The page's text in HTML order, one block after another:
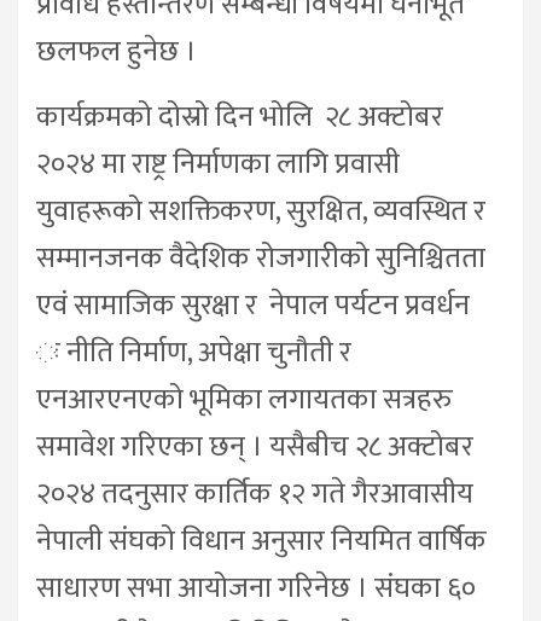
छलफल हुनेछ ।
कार्यक्रमको दोस्रो दिन भोलि २८ अक्टोबर
२०२४ मा राष्ट्र निर्माणका लागि प्रवासी
युवाहरूको सशक्तिकरण, सुरक्षित, व्यवस्थित र
सम्मानजनक वैदेशिक रोजगारीको सुनिश्चितता
एवं सामाजिक सुरक्षा र नेपाल पर्यटन प्रवर्धन
ः नीति निर्माण, अपेक्षा चुनौती र
एनआरएनएको भूमिका लगायतका सत्रहरु
समावेश गरिएका छन् । यसैबीच २८ अक्टोबर
२०२४ तदनुसार कार्तिक १२ गते गैरआवासीय
नेपाली संघको विधान अनुसार नियमित वार्षिक
साधारण सभा आयोजना गरिनेछ । संघका ६०